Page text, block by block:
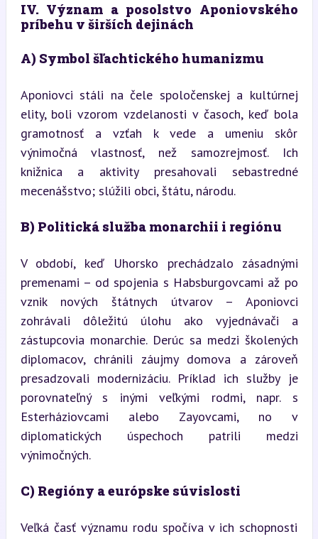
IV. Význam a posolstvo Aponiovského
príbehu v širších dejinách
A) Symbol šľachtického humanizmu
Aponiovci stáli na čele spoločenskej a kultúrnej
elity, boli vzorom vzdelanosti v časoch, keď bola
gramotnosť a vzťah k vede a umeniu skôr
výnimočná vlastnosť, než samozrejmosť. Ich
knižnica a aktivity presahovali sebastredné
mecenášstvo; slúžili obci, štátu, národu.
B) Politická služba monarchii i regiónu
V období, keď Uhorsko prechádzalo zásadnými
premenami – od spojenia s Habsburgovcami až po
vznik nových štátnych útvarov – Aponiovci
zohrávali dôležitú úlohu ako vyjednávači a
zástupcovia monarchie. Derúc sa medzi školených
diplomacov, chránili záujmy domova a zároveň
presadzovali modernizáciu. Príklad ich služby je
porovnateľný s inými veľkými rodmi, napr. s
Esterháziovcami alebo Zayovcami, no v
diplomatických úspechoch patrili medzi
výnimočných.
C) Regióny a európske súvislosti
Veľká časť významu rodu spočíva v ich schopnosti